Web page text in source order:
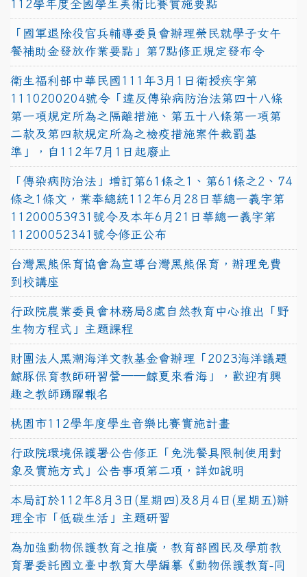
112學年度全國學生美術比賽實施要點
「國軍退除役官兵輔導委員會辦理榮民就學子女午
餐補助金發放作業要點」第7點修正規定發布令
衛生福利部中華民國111年3月1日衛授疾字第
1110200204號令「違反傳染病防治法第四十八條
第一項規定所為之隔離措施、第五十八條第一項第
二款及第四款規定所為之檢疫措施案件裁罰基
準」，自112年7月1日起廢止
「傳染病防治法」增訂第61條之1、第61條之2、74
條之1條文，業奉總統112年6月28日華總一義字第
11200053931號令及本年6月21日華總一義字第
11200052341號令修正公布
台灣黑熊保育協會為宣導台灣黑熊保育，辦理免費
到校講座
行政院農業委員會林務局8處自然教育中心推出「野
生物方程式」主題課程
財團法人黑潮海洋文教基金會辦理「2023海洋議題
鯨豚保育教師研習營──鯨夏來看海」，歡迎有興
趣之教師踴躍報名
桃園市112學年度學生音樂比賽實施計畫
行政院環境保護署公告修正「免洗餐具限制使用對
象及實施方式」公告事項第二項，詳如說明
本局訂於112年8月3日(星期四)及8月4日(星期五)辦
理全市「低碳生活」主題研習
為加強動物保護教育之推廣，教育部國民及學前教
育署委託國立臺中教育大學編纂《動物保護教育-同